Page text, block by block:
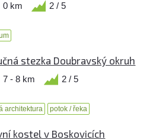
0 km 2 / 5
stezka Doubravský okruh
7 - 8 km 2 / 5
architektura potok / řeka
kostel v Boskovicích